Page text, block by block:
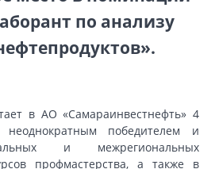
по анализу
в АО «Самараинвестнефть» 4
победителем и
и межрегиональных
профмастерства, а также в